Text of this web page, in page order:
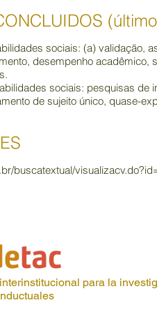
sociais: (a) validação,
desempenho
sociais: pesquisas
de sujeito único, quase-
buscatextual/
para la